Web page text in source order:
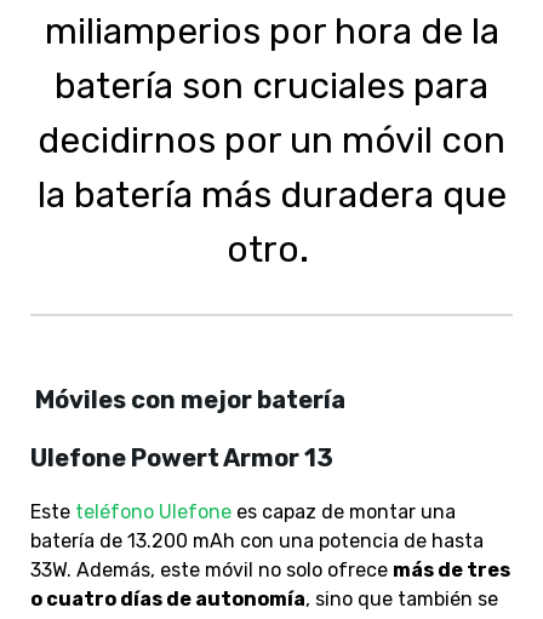
miliamperios por hora de la
batería son cruciales para
decidirnos por un móvil con
la batería más duradera que
otro.
Móviles con mejor batería
Ulefone Powert Armor 13
Este teléfono Ulefone es capaz de montar una
batería de 13.200 mAh con una potencia de hasta
33W. Además, este móvil no solo ofrece más de tres
o cuatro días de autonomía, sino que también se